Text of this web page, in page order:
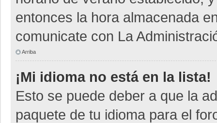
entonces la hora almacenada
comunicate con La
Arriba
¡Mi idioma no está en la lista!
Esto se puede deber a que la
paquete de tu idioma para el